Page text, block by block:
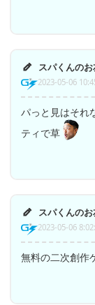
スパくんの
2023-05-06
パっと見はそれ
ティで草
スパくんの
2023-05-06
無料の二次創作